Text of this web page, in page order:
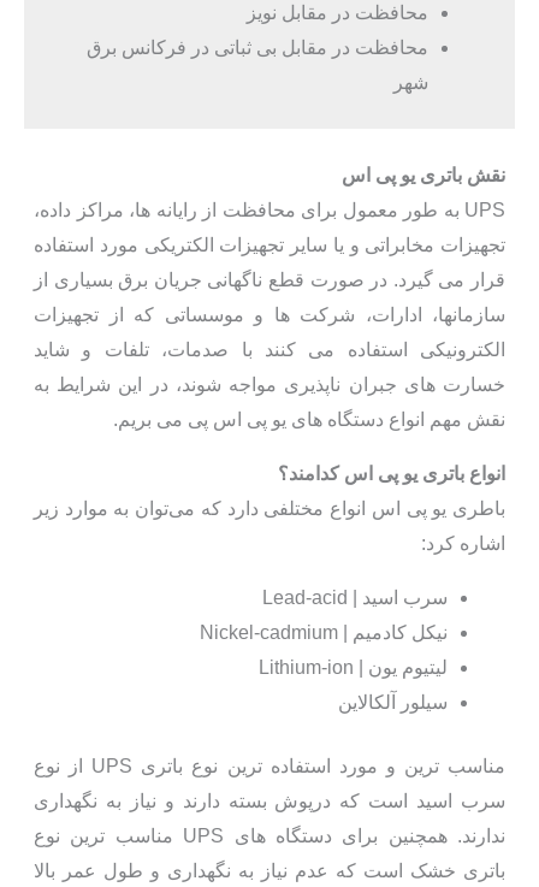
محافظت در مقابل نویز
محافظت در مقابل بی ثباتی در فرکانس برق
شهر
نقش باتری یو پی اس
UPS به طور معمول برای محافظت از رایانه ها، مراکز داده،
تجهیزات مخابراتی و یا سایر تجهیزات الکتریکی مورد استفاده
قرار می گیرد. در صورت قطع ناگهانی جریان برق بسیاری از
سازمانها، ادارات، شرکت ها و موسساتی که از تجهیزات
الکترونیکی استفاده می کنند با صدمات، تلفات و شاید
خسارت های جبران ناپذیری مواجه شوند، در این شرایط به
نقش مهم انواع دستگاه های یو پی اس پی می بریم.
انواع باتری یو پی اس کدامند؟
باطری یو پی اس انواع مختلفی دارد که می‌­توان به موارد زیر
اشاره کرد:
سرب اسید | Lead-acid
نیکل کادمیم | Nickel-cadmium
لیتیوم یون | Lithium-ion
سیلور آلکالاین
مناسب ترین و مورد استفاده ترین نوع باتری UPS از نوع
سرب اسید است که درپوش بسته دارند و نیاز به نگهداری
ندارند. همچنین برای دستگاه های UPS مناسب ترین نوع
باتری خشک است که عدم نیاز به نگهداری و طول عمر بالا